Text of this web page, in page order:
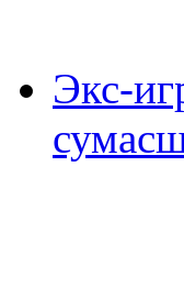
Экс-